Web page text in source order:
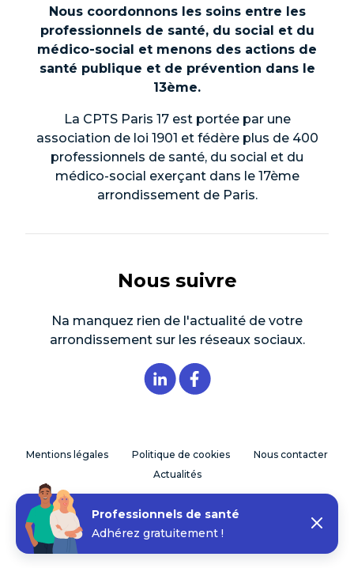
Professionnels de santé
Adhérez gratuitement !
Nous coordonnons les soins entre les
professionnels de santé, du social et du
médico-social et menons des actions de
santé publique et de prévention dans le
13ème.
La CPTS Paris 17 est portée par une
association de loi 1901 et fédère plus de 400
professionnels de santé, du social et du
médico-social exerçant dans le 17ème
arrondissement de Paris.
Nous suivre
Na manquez rien de l'actualité de votre
arrondissement sur les réseaux sociaux.
Mentions légales Politique de cookies
Nous contacter
Actualités
© 2026 CPTS Paris 17 - Réalisation